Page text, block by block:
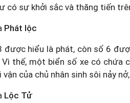
có sự khởi sắc và thăng tiến
Phát lộc
được hiểu là phát, còn số 6
thế, một biển số xe có chứa
của chủ nhân sinh sôi nảy
Lộc Tử